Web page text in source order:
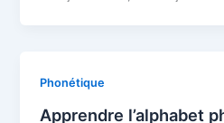
Phonétique
Apprendre l’alphabet